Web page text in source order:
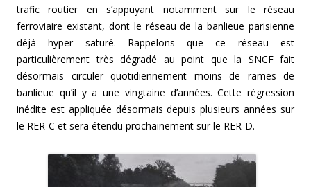
trafic routier en s’appuyant notamment sur le réseau
ferroviaire existant, dont le réseau de la banlieue parisienne
déjà hyper saturé. Rappelons que ce réseau est
particulièrement très dégradé au point que la SNCF fait
désormais circuler quotidiennement moins de rames de
banlieue qu’il y a une vingtaine d’années. Cette régression
inédite est appliquée désormais depuis plusieurs années sur
le RER-C et sera étendu prochainement sur le RER-D.